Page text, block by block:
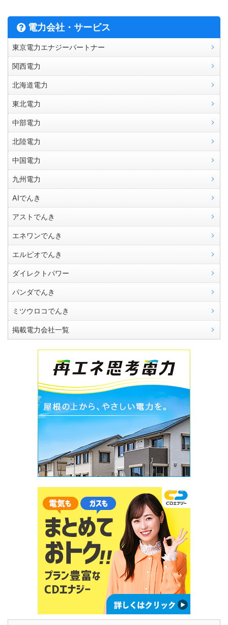
電力会社・サービス
東京電力エナジーパートナー
関西電力
北海道電力
東北電力
中部電力
北陸電力
中国電力
九州電力
AIでんき
アストでんき
エネワンでんき
エルピオでんき
ダイレクトパワー
パンダでんき
ミツウロコでんき
掲載電力会社一覧